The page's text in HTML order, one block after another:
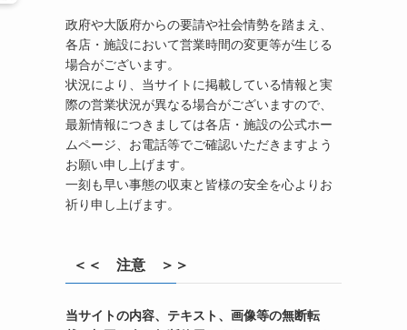
政府や大阪府からの要請や社会情勢を踏まえ、
各店・施設において営業時間の変更等が生じる
場合がございます。
状況により、当サイトに掲載している情報と実
際の営業状況が異なる場合がございますので、
最新情報につきましては各店・施設の公式ホー
ムページ、お電話等でご確認いただきますよう
お願い申し上げます。
一刻も早い事態の収束と皆様の安全を心よりお
祈り申し上げます。
＜＜ 注意 ＞＞
当サイトの内容、テキスト、画像等の無断転